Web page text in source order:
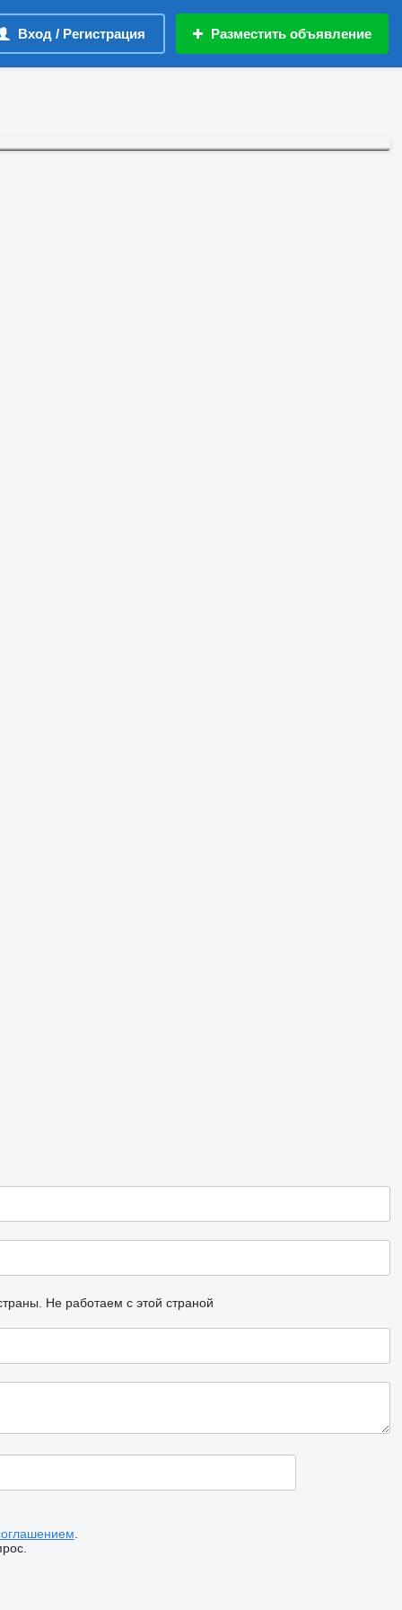
Вход / Регистрация Разместить объявление
Не работаем с этой страной